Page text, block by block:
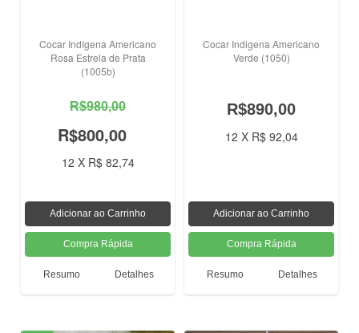
Cocar Indígena Americano
Rosa Estrela de Prata
(1005b)
R$980,00
R$800,00
12 X R$ 82,74
Resumo Detalhes
Cocar Indigena Americano
Verde (1050)
R$890,00
12 X R$ 92,04
Resumo Detalhes